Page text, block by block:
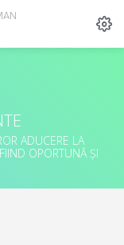
ADUCERE LA
OPORTUNĂ ȘI